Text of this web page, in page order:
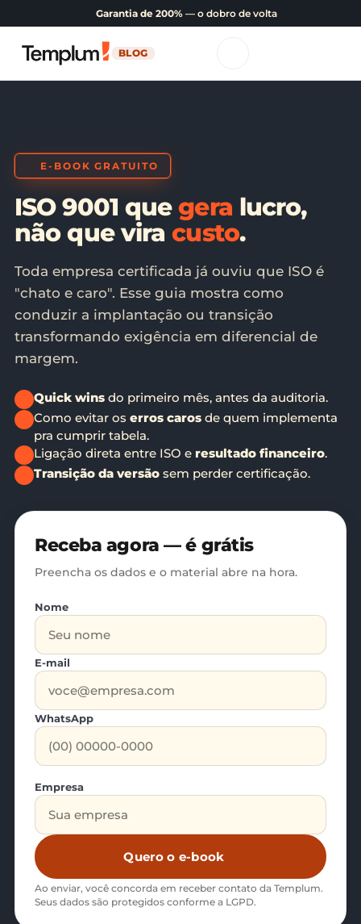
Garantia de 200% — o dobro de volta
BLOG
E-BOOK GRATUITO
ISO 9001 quegera lucro,
não que viracusto.
Toda empresa certificada já ouviu que ISO é
"chato e caro". Esse guia mostra como
conduzir a implantação ou transição
transformando exigência em diferencial de
margem.
Quick wins do primeiro mês, antes da auditoria.
Como evitar os erros caros de quem implementa
pra cumprir tabela.
Ligação direta entre ISO e resultado financeiro.
Transição da versão sem perder certificação.
Receba agora — é grátis
Preencha os dados e o material abre na hora.
Nome
E-mail
WhatsApp
Empresa
Quero o e-book
Ao enviar, você concorda em receber contato da Templum.
Seus dados são protegidos conforme a LGPD.